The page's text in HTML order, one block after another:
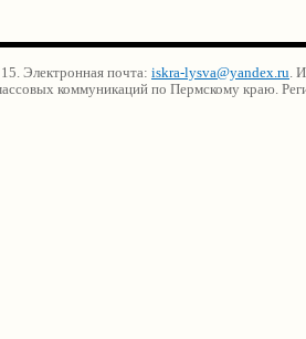
Электронная почта: iskra-lysva@yandex.ru.
коммуникаций по Пермскому